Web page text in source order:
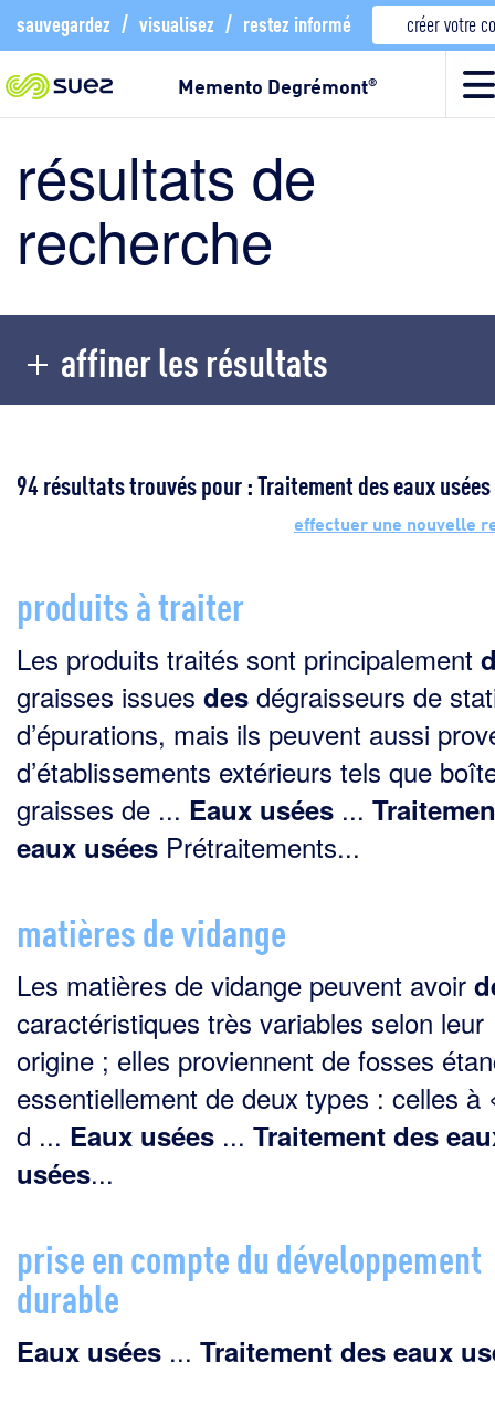
sauvegardez / visualisez / restez informé créer votre
Memento Degrémont®
résultats de
recherche
affiner les résultats
94 résultats trouvés pour : Traitement des eaux usées
effectuer une nouvelle
produits à traiter
Les produits traités sont principalement
graisses issues des dégraisseurs de
d’épurations, mais ils peuvent aussi
d’établissements extérieurs tels que
graisses de ... Eaux usées ...
eaux usées Prétraitements...
matières de vidange
Les matières de vidange peuvent avoir
caractéristiques très variables selon leur
origine ; elles provien­nent de fosses
essentiellement de deux types : celles à
d ... Eaux usées ... Traitement des
usées...
prise en compte du développement
durable
Eaux usées ... Traitement des eaux